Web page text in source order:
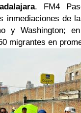
. FM4
inmediaciones de
y Washington;
migrantes en